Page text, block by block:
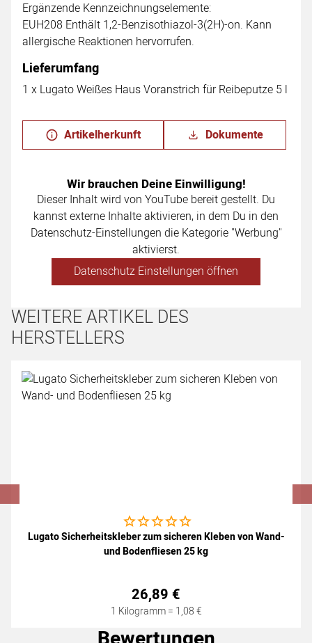
Ergänzende Kennzeichnungselemente:
EUH208 Enthält 1,2-Benzisothiazol-3(2H)-on. Kann
allergische Reaktionen hervorrufen.
Lieferumfang
1 x Lugato Weißes Haus Voranstrich für Reibeputze 5 l
Artikelherkunft Dokumente
Wir brauchen Deine Einwilligung!
Dieser Inhalt wird von YouTube bereit gestellt. Du
kannst externe Inhalte aktivieren, in dem Du in den
Datenschutz-Einstellungen die Kategorie "Werbung"
aktivierst.
Datenschutz Einstellungen öffnen
WEITERE ARTIKEL DES
HERSTELLERS
Artikel überspringen
Noch keine Bewertungen abgegeben
Lugato Sicherheitskleber zum sicheren Kleben von Wand-
und Bodenfliesen 25 kg
26,89 €
1 Kilogramm = 1,08€